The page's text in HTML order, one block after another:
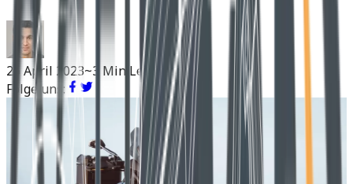
26 April 2023~3 Min Lesen
Folge uns: